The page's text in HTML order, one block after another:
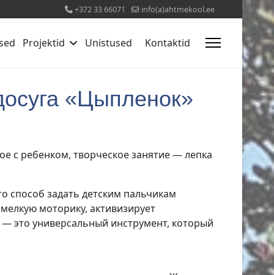
+372 33 66071 info(a)ahtmekool.ee
Projektid Unistused Kontaktid
«Цыпленок»
с ребенком, творческое занятие — лепка
способ задать детским пальчикам
моторику, активизирует
это универсальный инструмент, который